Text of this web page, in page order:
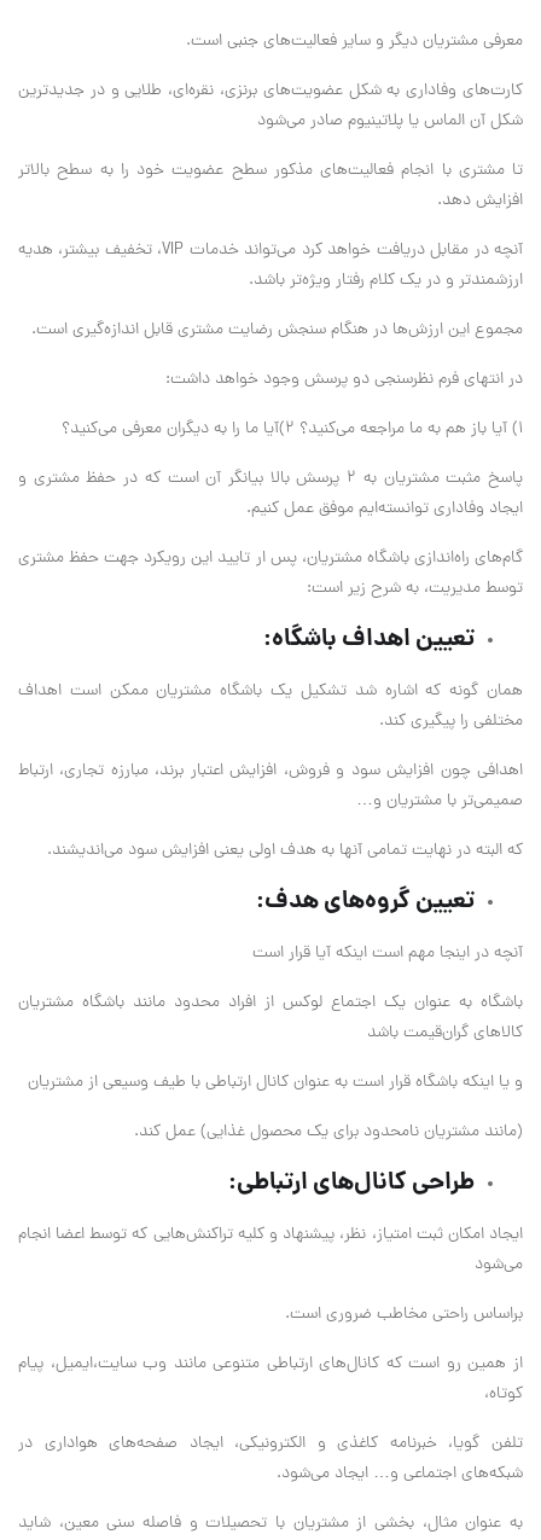
معرفی مشتریان دیگر و سایر فعالیت‌های جنبی است.
کارت‌های وفاداری به شکل عضویت‌های برنزی، نقره‌ای، طلایی و در جدیدترین
شکل آن الماس یا پلاتینیوم صادر می‌‌شود
تا مشتری با انجام فعالیت‌های مذکور سطح عضویت خود را به سطح بالاتر
افزایش دهد.
آنچه در مقابل دریافت خواهد کرد می‌‌تواند خدمات VIP، تخفیف بیشتر، هدیه
ارزشمندتر و در یک کلام رفتار ویژه‌تر باشد.
مجموع ‌این ارزش‌ها در هنگام سنجش رضایت مشتری قابل اندازه‌گیری است.
در انتهای فرم نظرسنجی دو پرسش وجود خواهد داشت:
۱) آیا باز هم به ما مراجعه می‌‌کنید؟ ۲)آیا ما را به دیگران معرفی می‌‌کنید؟
پاسخ مثبت مشتریان به ۲ پرسش بالا بیانگر آن است که در حفظ مشتری و‌
ایجاد وفاداری توانسته‌ایم موفق عمل کنیم.
گام‌های راه‌اندازی باشگاه مشتریان، پس ار تایید ‌این رویکرد جهت حفظ مشتری
توسط مدیریت، به شرح زیر است:
تعیین اهداف باشگاه:
همان گونه که اشاره شد تشکیل یک باشگاه مشتریان ممکن است اهداف
مختلفی را پیگیری کند.
اهدافی چون افزایش سود و فروش، افزایش اعتبار برند، مبارزه تجاری، ارتباط
صمیمی‌‌تر با مشتریان و…
که البته در نهایت تمامی ‌‌آنها به هدف اولی یعنی افزایش سود می‌‌اندیشند.
تعیین گروه‌های هدف‌:
آنچه در ‌اینجا مهم است‌ اینکه آیا قرار است
باشگاه به عنوان یک اجتماع لوکس از افراد محدود مانند باشگاه مشتریان
کالاهای گران‌قیمت باشد
و یا ‌اینکه باشگاه قرار است به عنوان کانال ارتباطی با طیف وسیعی از مشتریان
‌(مانند مشتریان نامحدود برای یک محصول غذایی) عمل کند.
طراحی کانال‌های ارتباطی: ‌
ایجاد امکان ثبت امتیاز، نظر، پیشنهاد و کلیه تراکنش‌هایی که توسط اعضا انجام
می‌‌شود
براساس راحتی مخاطب ضروری است.
از همین رو است که کانال‌های ارتباطی متنوعی مانند وب سایت،‌ایمیل، پیام
کوتاه،
تلفن گویا، خبرنامه کاغذی و الکترونیکی،‌ ایجاد صفحه‌های هواداری در
شبکه‌های اجتماعی و‌… ‌ایجاد می‌‌‌شود.
به عنوان مثال، بخشی از مشتریان با تحصیلات و فاصله سنی معین، شاید